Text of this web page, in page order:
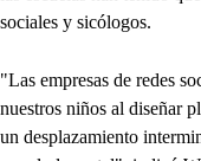
sociales y sicólogos.
"Las empresas de redes
nuestros niños al diseñar
un desplazamiento